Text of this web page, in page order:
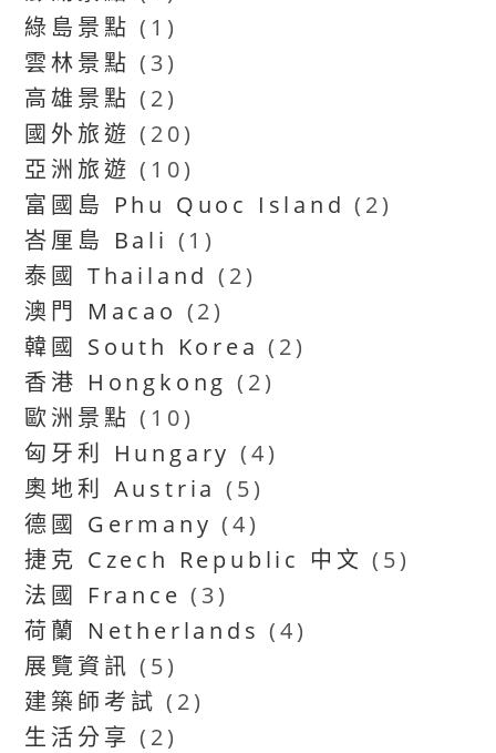
綠島景點 (1)
雲林景點 (3)
高雄景點 (2)
國外旅遊 (20)
亞洲旅遊 (10)
富國島 Phu Quoc Island (2)
峇厘島 Bali (1)
泰國 Thailand (2)
澳門 Macao (2)
韓國 South Korea (2)
香港 Hongkong (2)
歐洲景點 (10)
匈牙利 Hungary (4)
奧地利 Austria (5)
德國 Germany (4)
捷克 Czech Republic 中文 (5)
法國 France (3)
荷蘭 Netherlands (4)
展覽資訊 (5)
建築師考試 (2)
生活分享 (2)